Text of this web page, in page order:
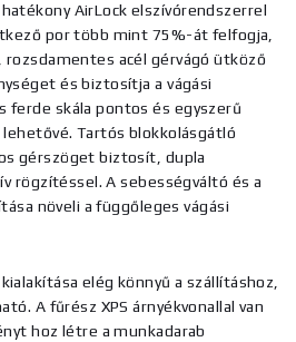
AirLock elszívórendszerrel
por több mint 75%-át felfogja,
acél gérvágó ütköző
és biztosítja a vágási
ferde skála pontos és egyszerű
Tartós blokkolásgátló
gérszöget biztosít, dupla
rögzítéssel. A sebességváltó és a
növeli a függőleges vágási
elég könnyű a szállításhoz,
A fűrész XPS árnyékvonallal van
hoz létre a munkadarab